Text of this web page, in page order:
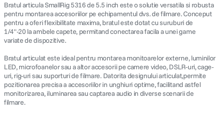
Bratul articula SmallRig 5316 de 5.5 inch este o solutie versatila si robusta
pentru montarea accesoriilor pe echipamentul dvs. de filmare. Conceput
pentru a oferi flexibilitate maxima, bratul este dotat cu suruburi de
1/4"-20 la ambele capete, permitand conectarea facila a unei game
variate de dispozitive.
Bratul articulat este ideal pentru montarea monitoarelor externe, luminilor
LED, microfoanelor sau a altor accesorii pe camere video, DSLR-uri, cage-
uri, rig-uri sau suporturi de filmare. Datorita designului articulat,permite
pozitionarea precisa a accesoriilor in unghiuri optime, facilitand astfel
monitorizarea, iluminarea sau captarea audio in diverse scenarii de
filmare.